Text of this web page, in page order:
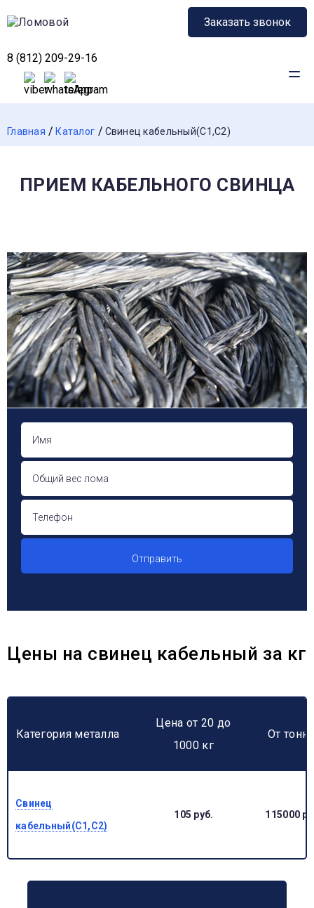
Заказать звонок
8 (812) 209-29-16
Главная Каталог Свинец кабельный(С1,С2)
ПРИЕМ КАБЕЛЬНОГО СВИНЦА
Цены на свинец кабельный за кг
Категория металла
Цена от 20 до
1000 кг
От
Свинец
кабельный(С1,С2)
105 руб. 115000